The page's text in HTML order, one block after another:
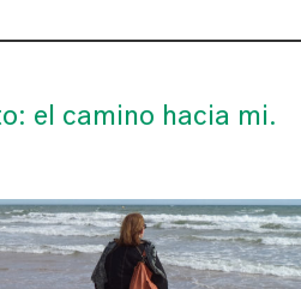
el camino hacia mi.